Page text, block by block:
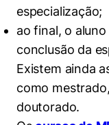
especialização;
ao final, o
conclusão da
Existem ainda
como
doutorado.